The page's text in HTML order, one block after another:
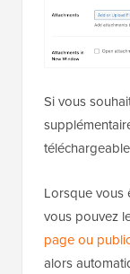
Si vous
Lorsque vous
vous pouvez
page ou
alors